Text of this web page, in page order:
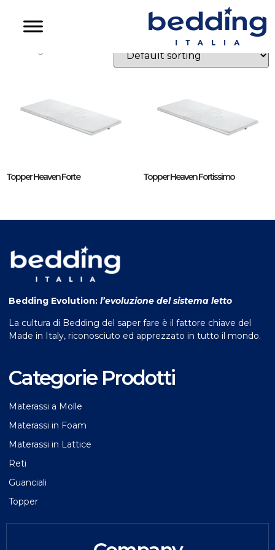
Topper Curem
Topper Heaven Forte Topper Heaven Fortissimo
Bedding Evolution: l’evoluzione del sistema letto
La cultura di Bedding del saper fare è il fattore chiave del
Made in Italy, riconosciuto ed apprezzato in tutto il mondo.
Categorie Prodotti
Materassi a Molle
Materassi in Foam
Materassi in Lattice
Reti
Guanciali
Topper